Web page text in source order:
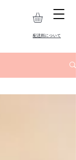
​配送料について